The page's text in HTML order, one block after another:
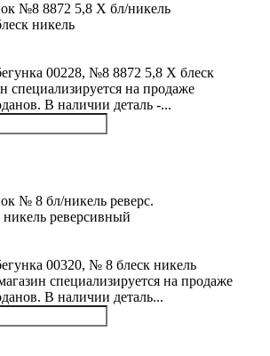
никель
00228, №8 8872 5,8 Х блеск
специализируется на продаже
В наличии деталь -...
реверсивный
00320, № 8 блеск никель
специализируется на продаже
В наличии деталь...